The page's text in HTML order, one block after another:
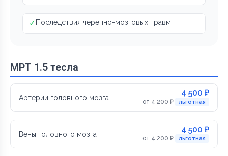
✓ Последствия черепно-мозговых травм
МРТ 1.5 тесла
Артерии головного мозга 4 500 ₽
от 4 200 ₽ льготная
Вены головного мозга 4 500 ₽
от 4 200 ₽ льготная